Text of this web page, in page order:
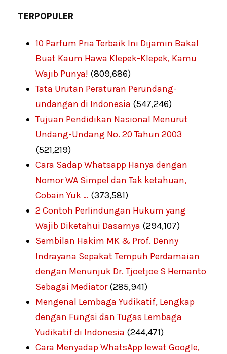
TERPOPULER
10 Parfum Pria Terbaik Ini Dijamin Bakal
Buat Kaum Hawa Klepek-Klepek, Kamu
Wajib Punya! (809,686)
Tata Urutan Peraturan Perundang-
undangan di Indonesia (547,246)
Tujuan Pendidikan Nasional Menurut
Undang-Undang No. 20 Tahun 2003
(521,219)
Cara Sadap Whatsapp Hanya dengan
Nomor WA Simpel dan Tak ketahuan,
Cobain Yuk … (373,581)
2 Contoh Perlindungan Hukum yang
Wajib Diketahui Dasarnya (294,107)
Sembilan Hakim MK & Prof. Denny
Indrayana Sepakat Tempuh Perdamaian
dengan Menunjuk Dr. Tjoetjoe S Hernanto
Sebagai Mediator (285,941)
Mengenal Lembaga Yudikatif, Lengkap
dengan Fungsi dan Tugas Lembaga
Yudikatif di Indonesia (244,471)
Cara Menyadap WhatsApp lewat Google,